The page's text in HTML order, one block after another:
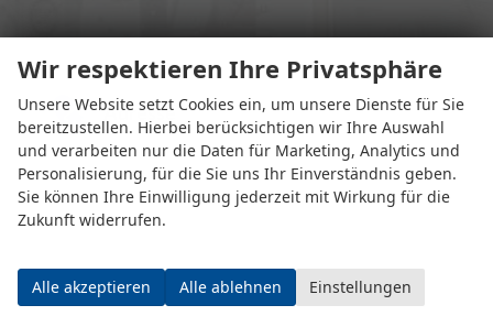
Adresse
Wir respektieren Ihre Privatsphäre
Unsere Website setzt Cookies ein, um unsere Dienste für Sie
bereitzustellen. Hierbei berücksichtigen wir Ihre Auswahl
und verarbeiten nur die Daten für Marketing, Analytics und
Personalisierung, für die Sie uns Ihr Einverständnis geben.
Sie können Ihre Einwilligung jederzeit mit Wirkung für die
Zukunft widerrufen.
Alle akzeptieren Alle ablehnen Einstellungen